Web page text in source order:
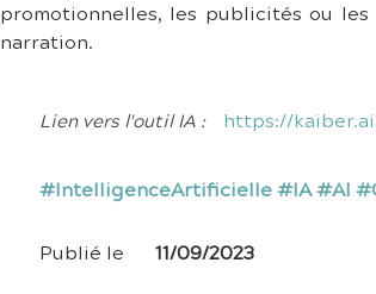
promotionnelles, les publicités ou
narration.
Lien vers l'outil IA : https://
#IntelligenceArtificielle #IA #AI
Publié le 11/09/2023